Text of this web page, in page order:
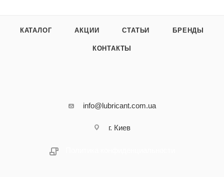
КАТАЛОГ АКЦИИ СТАТЬИ БРЕНДЫ
КОНТАКТЫ
info@lubricant.com.ua
г. Киев